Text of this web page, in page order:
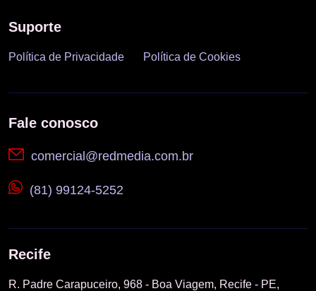
Suporte
Política de Privacidade Política de Cookies
Fale conosco
comercial@redmedia.com.br
(81) 99124-5252
Recife
R. Padre Carapuceiro, 968 - Boa Viagem, Recife - PE,